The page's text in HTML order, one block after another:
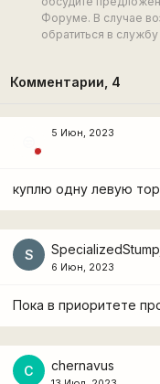
Форуме. В случае
обратиться в
Комментарии, 4
5 Июн, 2023
куплю одну левую
S
6 Июн, 2023
Пока в приоритете
C chernavus